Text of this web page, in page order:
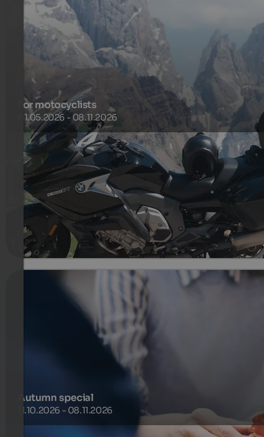
For motocyclists
01.05.2026 - 08.11.2026
To South Tyrol for motorcycling! From Spinges over the
Jaufenpass, the Würzjoch, the Penserjoch, the Dolomite
passes or drive to Lake Garda. The starting point is ideal.
4 Noce od na osobę
więcej szczegółów
Autumn special
11.10.2026 - 08.11.2026